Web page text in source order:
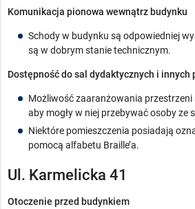
Komunikacja pionowa wewnątrz budynku
Schody w budynku są odpowiedniej
są w dobrym stanie technicznym.
Dostępność do sal dydaktycznych i innych
Możliwość zaaranżowania
aby mogły w niej przebywać osoby ze
Niektóre pomieszczenia posiadają
pomocą alfabetu Braille’a.
Ul. Karmelicka 41
Otoczenie przed budynkiem